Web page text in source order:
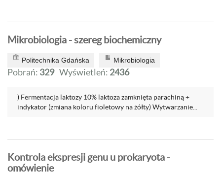
Mikrobiologia - szereg biochemiczny
Politechnika Gdańska Mikrobiologia
Pobrań: 329 Wyświetleń: 2436
) Fermentacja laktozy 10% laktoza zamknięta parachiną +
indykator (zmiana koloru fioletowy na żółty) Wytwarzanie...
Kontrola ekspresji genu u prokaryota -
omówienie